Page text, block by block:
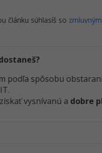
článku súhlasíš so
podľa spôsobu
vysnívanú a dobre